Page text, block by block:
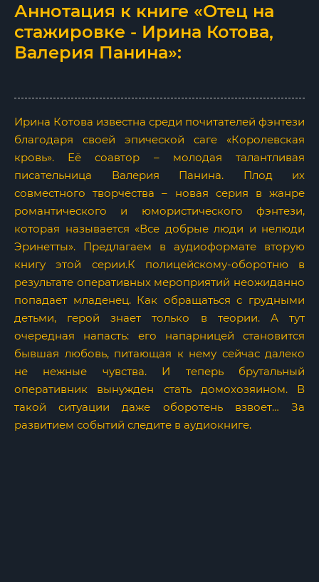
Аннотация к книге «Отец на
стажировке - Ирина Котова,
Валерия Панина»:
Ирина Котова известна среди почитателей фэнтези
благодаря своей эпической саге «Королевская
кровь». Её соавтор – молодая талантливая
писательница Валерия Панина. Плод их
совместного творчества – новая серия в жанре
романтического и юмористического фэнтези,
которая называется «Все добрые люди и нелюди
Эринетты». Предлагаем в аудиоформате вторую
книгу этой серии.К полицейскому-оборотню в
результате оперативных мероприятий неожиданно
попадает младенец. Как обращаться с грудными
детьми, герой знает только в теории. А тут
очередная напасть: его напарницей становится
бывшая любовь, питающая к нему сейчас далеко
не нежные чувства. И теперь брутальный
оперативник вынужден стать домохозяином. В
такой ситуации даже оборотень взвоет… За
развитием событий следите в аудиокниге.